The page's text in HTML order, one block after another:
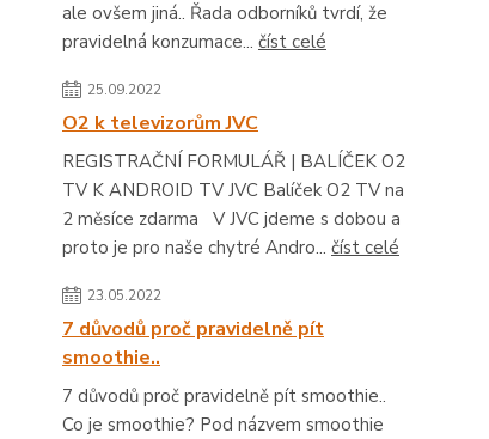
ale ovšem jiná.. Řada odborníků tvrdí, že
pravidelná konzumace... číst celé
25.09.2022
O2 k televizorům JVC
REGISTRAČNÍ FORMULÁŘ | BALÍČEK O2
TV K ANDROID TV JVC Balíček O2 TV na
2 měsíce zdarma V JVC jdeme s dobou a
proto je pro naše chytré Andro... číst celé
23.05.2022
7 důvodů proč pravidelně pít
smoothie..
7 důvodů proč pravidelně pít smoothie..
Co je smoothie? Pod názvem smoothie